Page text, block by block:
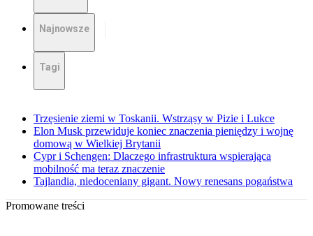
Najnowsze
Tagi
Trzęsienie ziemi w Toskanii. Wstrząsy w Pizie i Lukce
Elon Musk przewiduje koniec znaczenia pieniędzy i wojnę
domową w Wielkiej Brytanii
Cypr i Schengen: Dlaczego infrastruktura wspierająca
mobilność ma teraz znaczenie
Tajlandia, niedoceniany gigant. Nowy renesans pogaństwa
Promowane treści